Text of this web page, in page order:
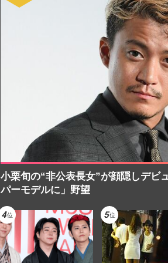
小栗旬の“非公表長女”が顔隠しデビ
パーモデルに」野望